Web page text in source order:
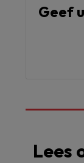
Geef
Lees